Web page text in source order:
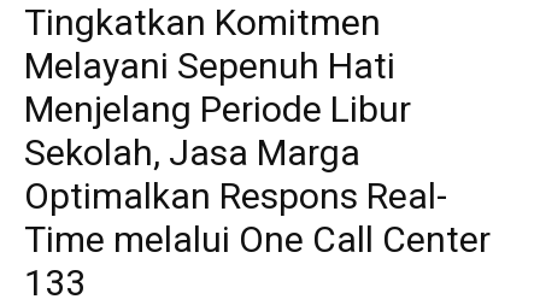
Tingkatkan Komitmen
Melayani Sepenuh Hati
Menjelang Periode Libur
Sekolah, Jasa Marga
Optimalkan Respons Real-
Time melalui One Call Center
133